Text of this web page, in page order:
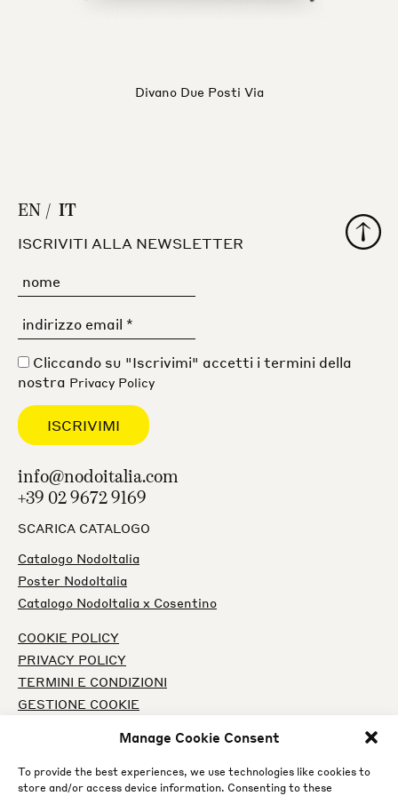
Manage Cookie Consent
To provide the best experiences, we use technologies like cookies to
store and/or access device information. Consenting to these
Divano Due Posti Via
Torna
EN IT
ISCRIVITI ALLA NEWSLETTER
Cliccando su "Iscrivimi" accetti i termini della
nostra Privacy Policy
info@nodoitalia.com
+39 02 9672 9169
SCARICA CATALOGO
Catalogo NodoItalia
Poster NodoItalia
Catalogo NodoItalia x Cosentino
COOKIE POLICY
PRIVACY POLICY
TERMINI E CONDIZIONI
GESTIONE COOKIE